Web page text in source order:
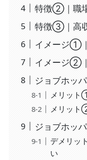
特徴②｜職
特徴③｜高
イメージ①
イメージ②
ジョブホッ
メリット
メリット
ジョブホッ
デメリッ
い